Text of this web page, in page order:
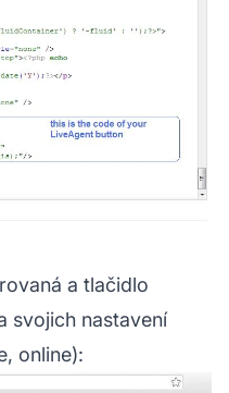
a tlačidlo
svojich nastavení
online):